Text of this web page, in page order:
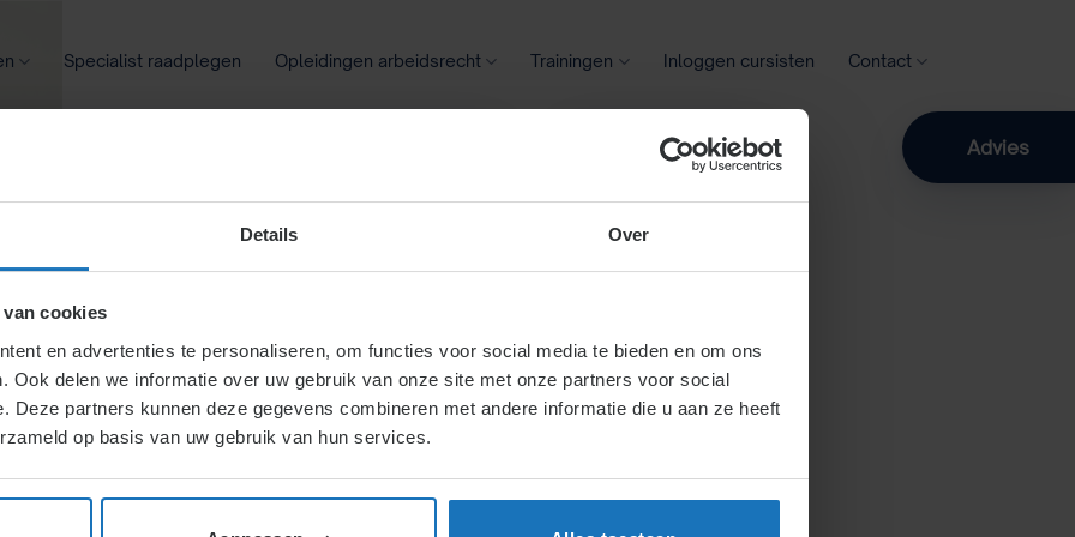
Details Over
cookies
en advertenties te personaliseren, om functies voor social media te bieden en om ons
Ook delen we informatie over uw gebruik van onze site met onze partners voor social
Deze partners kunnen deze gegevens combineren met andere informatie die u aan ze heeft
op basis van uw gebruik van hun services.
Specialist raadplegen Opleidingen arbeidsrecht Trainingen Inloggen cursisten Contact
Zoeken Advies
vorderingen
relevant is als een
dienen normaal
Werknemers kunnen
de werkgever niet